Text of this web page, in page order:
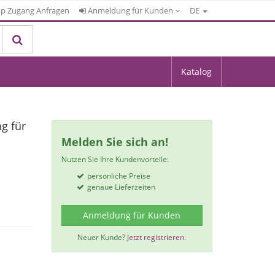
Zugang Anfragen Anmeldung für Kunden DE
Katalog
für
Melden Sie sich an!
Nutzen Sie Ihre Kundenvorteile:
persönliche Preise
genaue Lieferzeiten
Anmeldung für Kunden
Neuer Kunde? Jetzt registrieren.